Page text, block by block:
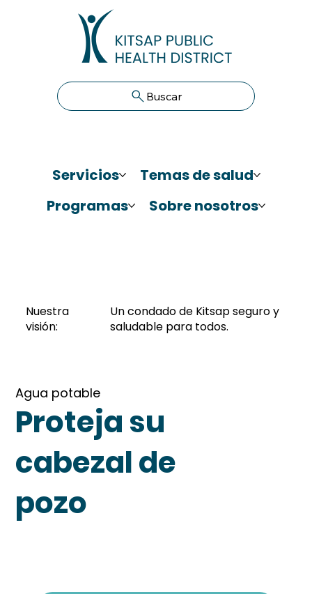
Buscar
Servicios
Temas de salud
Programas
Sobre nosotros
Agua potable
Proteja su
cabezal de
pozo
Nuestra
visión:
Un condado de Kitsap seguro y
saludable para todos.